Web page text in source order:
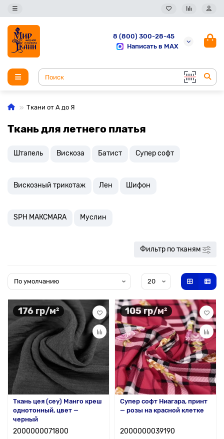
8 (800) 300-28-45
Написать в MAX
Ткани от А до Я
Ткань для летнего платья
Штапель Вискоза Батист Супер софт
Вискозный трикотаж Лен Шифон
SPH МАКСМАRА Муслин
Фильтр по тканям
176 гр/м²
Ткань цея (cey) Манго креш
однотонный, цвет —
черный
2000000071800
105 гр/м²
Супер софт Ниагара, принт
— розы на красной клетке
2000000039190